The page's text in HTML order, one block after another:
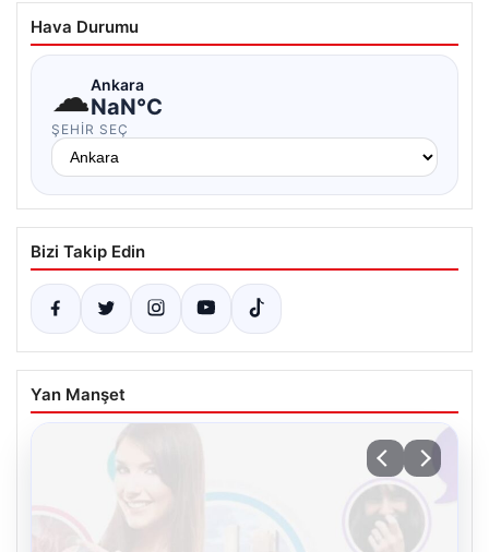
Hava Durumu
☁Ankara
NaN°C
ŞEHIR SEÇ
Bizi Takip Edin
Yan Manşet